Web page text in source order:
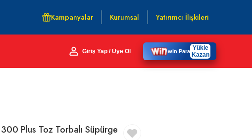
Kampanyalar Kurumsal Yatırımcı İlişkileri
Giriş Yap / Üye Ol win Para Yükle
Kazan
Plus Toz Torbalı Süpürge